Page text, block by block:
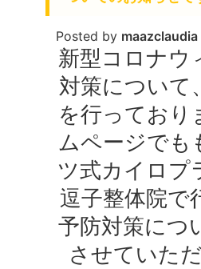
Posted by maazclaudia
新型コロナウ
対策について
を行っており
ムページでも
ツ式カイロプ
逗子整体院で
予防対策につ
させていた